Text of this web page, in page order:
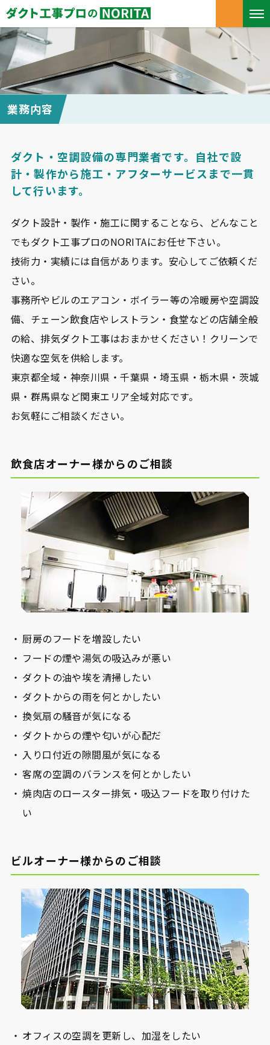
業務内容
ダクト・空調設備の専門業者です。自社で設
計・製作から施工・アフターサービスまで一貫
して行います。
ダクト設計・製作・施工に関することなら、どんなこと
でもダクト工事プロのNORITAにお任せ下さい。
技術力・実績には自信があります。安心してご依頼くだ
さい。
事務所やビルのエアコン・ボイラー等の冷暖房や空調設
備、チェーン飲食店やレストラン・食堂などの店舗全般
の給、排気ダクト工事はおまかせください！クリーンで
快適な空気を供給します。
東京都全域・神奈川県・千葉県・埼玉県・栃木県・茨城
県・群馬県など関東エリア全域対応です。
お気軽にご相談ください。
飲食店オーナー様からのご相談
厨房のフードを増設したい
フードの煙や湯気の吸込みが悪い
ダクトの油や埃を清掃したい
ダクトからの雨を何とかしたい
換気扇の騒音が気になる
ダクトからの煙や匂いが心配だ
入り口付近の隙間風が気になる
客席の空調のバランスを何とかしたい
焼肉店のロースター排気・吸込フードを取り付けた
い
ビルオーナー様からのご相談
オフィスの空調を更新し、加湿をしたい